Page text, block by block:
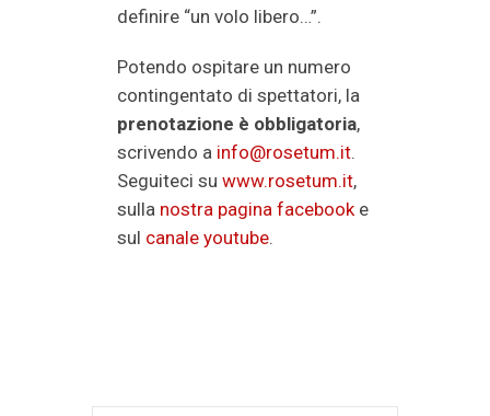
definire “un volo libero…”.
Potendo ospitare un numero
contingentato di spettatori, la
prenotazione è obbligatoria,
scrivendo a info@rosetum.it.
Seguiteci su www.rosetum.it,
sulla nostra pagina facebooke
sul canale youtube.